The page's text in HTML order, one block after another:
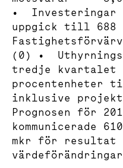
• Investeringar
uppgick till 688
(0) •
tredje
procentenheter
inklusive
Prognosen för
mkr för resultat